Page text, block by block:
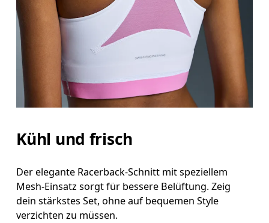
Kühl und frisch
Der elegante Racerback-Schnitt mit speziellem
Mesh-Einsatz sorgt für bessere Belüftung. Zeig
dein stärkstes Set, ohne auf bequemen Style
verzichten zu müssen.